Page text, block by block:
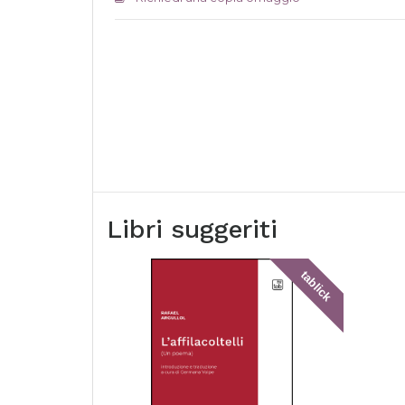
Libri suggeriti
tablick